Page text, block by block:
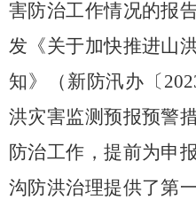
害防治工作情况的报
发《关于加快推进山
知》（新防汛办〔
洪灾害监测预报预警
防治工作，提前为申报
沟防洪治理提供了第